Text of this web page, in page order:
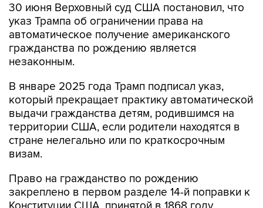
30 июня Верховный суд США постановил, что
указ Трампа об ограничении права на
автоматическое получение американского
гражданства по рождению является
незаконным.
В январе 2025 года Трамп подписал указ,
который прекращает практику автоматической
выдачи гражданства детям, родившимся на
территории США, если родители находятся в
стране нелегально или по краткосрочным
визам.
Право на гражданство по рождению
закреплено в первом разделе 14-й поправки к